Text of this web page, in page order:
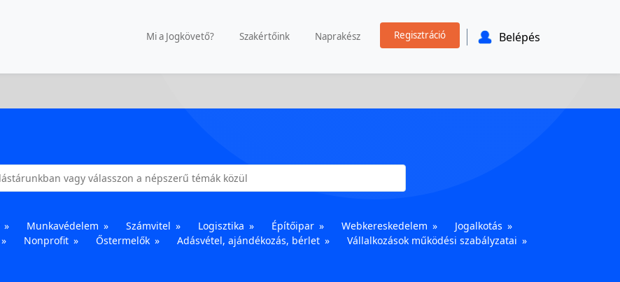
Mi a Jogkövető? Szakértőink Naprakész Regisztráció Belépés
Munkavédelem Számvitel Logisztika Építőipar Webkereskedelem
Jogalkotás
Nonprofit Őstermelők Adásvétel, ajándékozás, bérlet Vállalkozások működési szabályzatai